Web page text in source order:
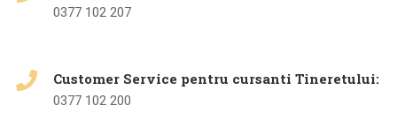
0377 102 207
Customer Service pentru cursanti Tineretului:
0377 102 200